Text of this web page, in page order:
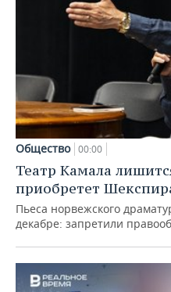
Общество 00:00
Театр Камала
приобретет
Пьеса норвежского
декабре: запретили